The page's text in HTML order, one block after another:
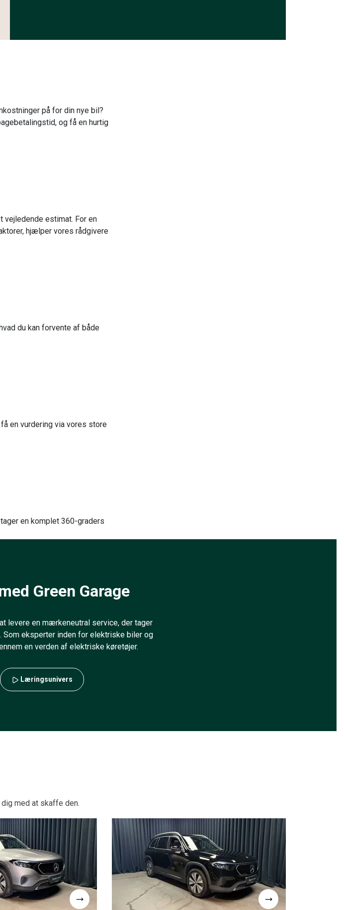
på for din nye bil?
og få en hurtig
vejledende estimat. For en
hjælper vores rådgivere
du kan forvente af både
en vurdering via vores store
en komplet 360-graders
Green Garage
levere en mærkeneutral service, der tager
Som eksperter inden for elektriske biler og
en verden af elektriske køretøjer.
Læringsunivers
med at skaffe den.